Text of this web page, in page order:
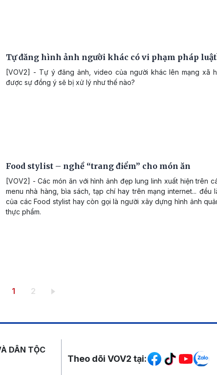
Tự đăng hình ảnh người khác có vi phạm pháp
[VOV2] - Tự ý đăng ảnh, video của người khác lên mạng xã
được sự đồng ý sẽ bị xử lý như thế nào?
Food stylist – nghề “trang điểm” cho món ăn
[VOV2] - Các món ăn với hình ảnh đẹp lung linh xuất hiện trên
menu nhà hàng, bìa sách, tạp chí hay trên mạng internet... đều
của các Food stylist hay còn gọi là người xây dựng hình ảnh
thực phẩm.
Trang hiện thời
1 Trang
2
DÂN TỘC
Mạng xã hội
Theo dõi VOV2 tại: